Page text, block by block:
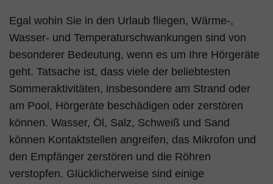
Egal wohin Sie in den Urlaub fliegen, Wärme-,
Wasser- und Temperaturschwankungen sind von
besonderer Bedeutung, wenn es um Ihre Hörgeräte
geht. Tatsache ist, dass viele der beliebtesten
Sommeraktivitäten, insbesondere am Strand oder
am Pool, Hörgeräte beschädigen oder zerstören
können. Wasser, Öl, Salz, Schweiß und Sand
können Kontaktstellen angreifen, das Mikrofon und
den Empfänger zerstören und die Röhren
verstopfen. Glücklicherweise sind einige